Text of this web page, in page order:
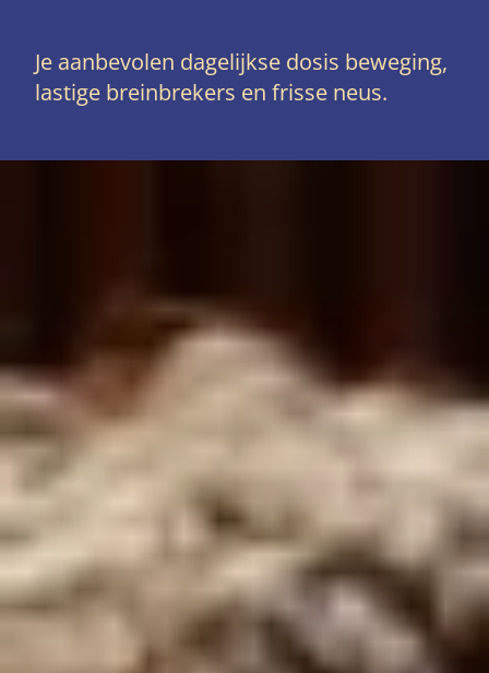
Je aanbevolen dagelijkse dosis beweging,
lastige breinbrekers en frisse neus.